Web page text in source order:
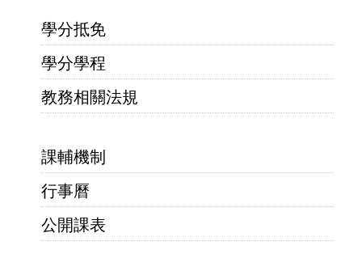
學分抵免
學分學程
教務相關法規
課輔機制
行事曆
公開課表